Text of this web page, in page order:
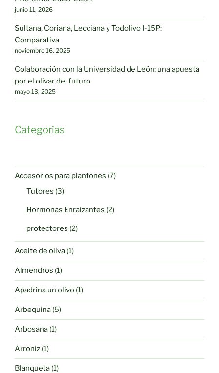
junio 11, 2026
Sultana, Coriana, Lecciana y Todolivo I-15P:
Comparativa
noviembre 16, 2025
Colaboración con la Universidad de León: una apuesta
por el olivar del futuro
mayo 13, 2025
Categorías
Accesorios para plantones 77
Tutores 33
Hormonas Enraizantes 22
protectores 22
productos
Aceite de oliva 11
producto
Almendros 11
producto
Apadrina un olivo 11
producto
Arbequina 55
productos
Arbosana 11
producto
Arroniz 11
producto
Blanqueta 11